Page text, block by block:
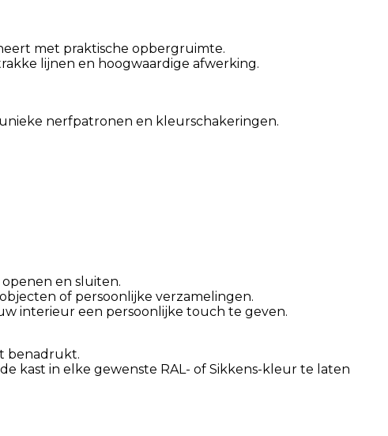
met praktische opbergruimte.
lijnen en hoogwaardige afwerking.
nerfpatronen en kleurschakeringen.
en sluiten.
of persoonlijke verzamelingen.
interieur een persoonlijke touch te geven.
benadrukt.
kast in elke gewenste RAL- of Sikkens-kleur te laten